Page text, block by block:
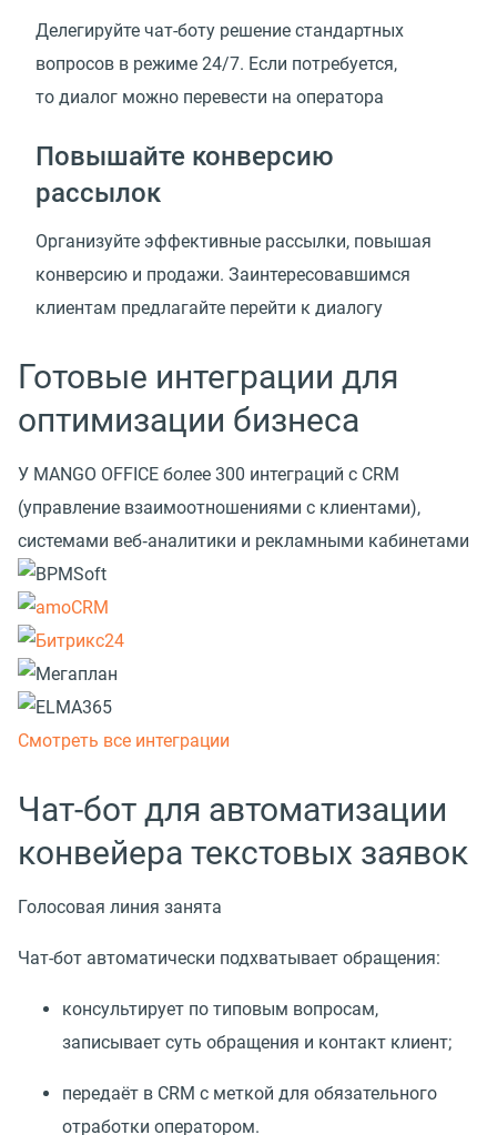
Делегируйте чат-боту решение стандартных
вопросов в режиме 24/7. Если потребуется,
то диалог можно перевести на оператора
Повышайте конверсию
рассылок
Организуйте эффективные рассылки, повышая
конверсию и продажи. Заинтересовавшимся
клиентам предлагайте перейти к диалогу
Готовые интеграции для
оптимизации бизнеса
У MANGO OFFICE более 300 интеграций с CRM
(управление взаимоотношениями с клиентами),
системами веб‑аналитики и рекламными кабинетами
Смотреть все интеграции
Чат-бот для автоматизации
конвейера текстовых заявок
Голосовая линия занята
Чат-бот автоматически подхватывает обращения:
консультирует по типовым вопросам,
записывает суть обращения и контакт клиент;
передаёт в CRM с меткой для обязательного
отработки оператором.